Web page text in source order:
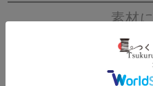
素材
綿100％ダブルガー